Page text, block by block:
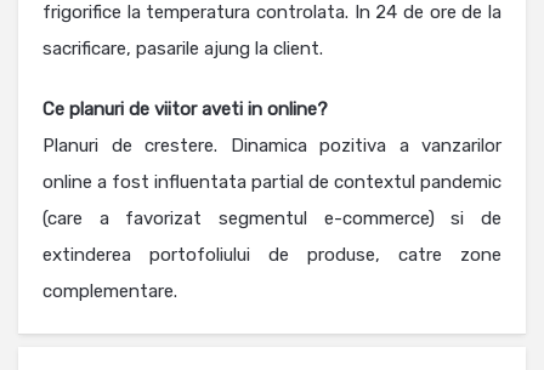
frigorifice la temperatura controlata. In 24 de ore de la
sacrificare, pasarile ajung la client.
Ce planuri de viitor aveti in online?
Planuri de crestere. Dinamica pozitiva a vanzarilor
online a fost influentata partial de contextul pandemic
(care a favorizat segmentul e-commerce) si de
extinderea portofoliului de produse, catre zone
complementare.